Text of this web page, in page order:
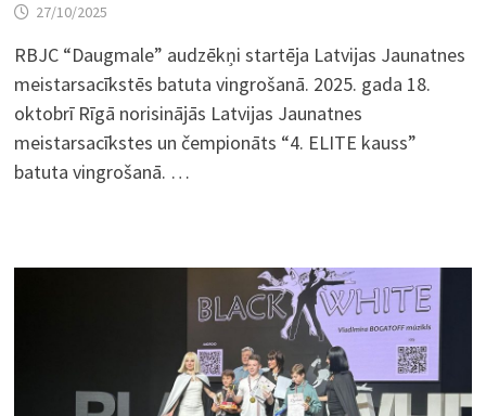
27/10/2025
RBJC “Daugmale” audzēkņi startēja Latvijas Jaunatnes
meistarsacīkstēs batuta vingrošanā. 2025. gada 18.
oktobrī Rīgā norisinājās Latvijas Jaunatnes
meistarsacīkstes un čempionāts “4. ELITE kauss”
batuta vingrošanā. …